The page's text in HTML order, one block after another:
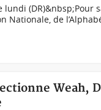
lundi
Nationale, de
Weah,